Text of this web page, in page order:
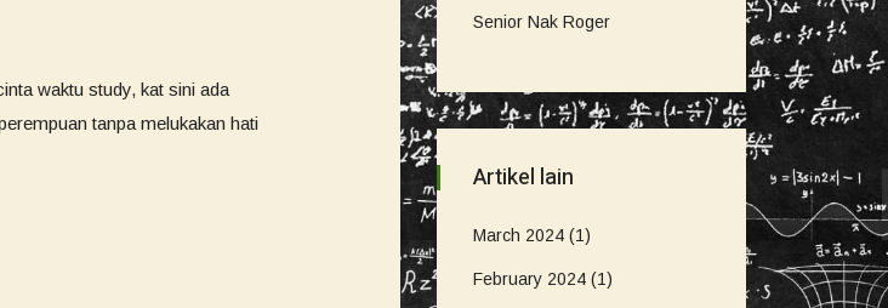
waktu study, kat sini ada
tanpa melukakan hati
Senior Nak Roger
Artikel lain
March 2024 (1)
February 2024 (1)